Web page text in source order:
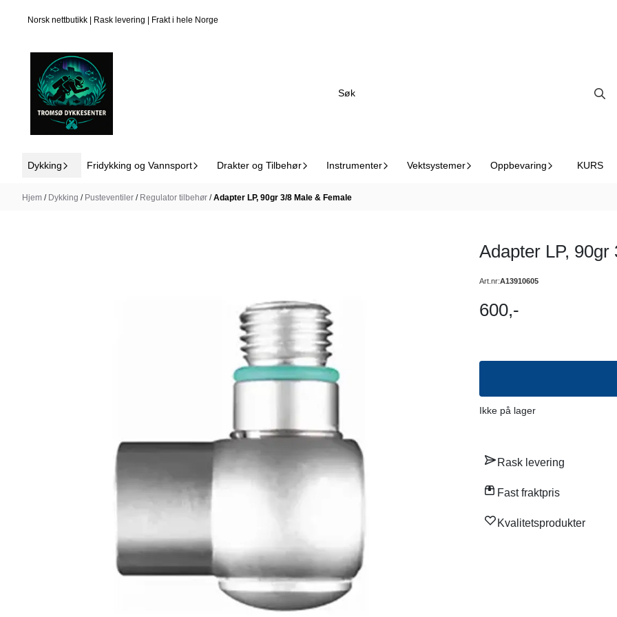
Norsk nettbutikk | Rask levering | Frakt i hele Norge
Dykking Fridykking og Vannsport Drakter og Tilbehør Instrumenter Vektsystemer Oppbevaring KURS
Hjem / Dykking / Pusteventiler / Regulator tilbehør /Adapter LP, 90gr 3/8 Male & Female
Adapter LP,
Art.nr:A13910605
600,-
Ikke på lager
Rask levering
Fast fraktpris
Kvalitetsprodukter